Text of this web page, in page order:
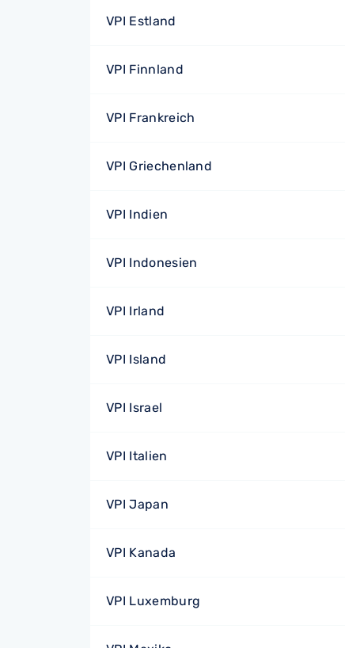
VPI Estland
VPI Finnland
VPI Frankreich
VPI Griechenland
VPI Indien
VPI Indonesien
VPI Irland
VPI Island
VPI Israel
VPI Italien
VPI Japan
VPI Kanada
VPI Luxemburg